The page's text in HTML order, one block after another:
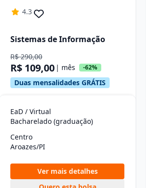
4.3
Sistemas de Informação
R$ 290,00
R$ 109,00 | mês -62%
Duas mensalidades GRÁTIS
EaD / Virtual
Bacharelado (graduação)
Centro
Aroazes/PI
Ver mais detalhes